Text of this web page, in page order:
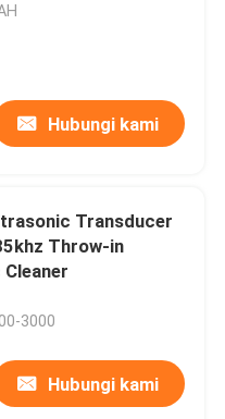
Hubungi kami
Transducer
Throw-in
3000
Hubungi kami